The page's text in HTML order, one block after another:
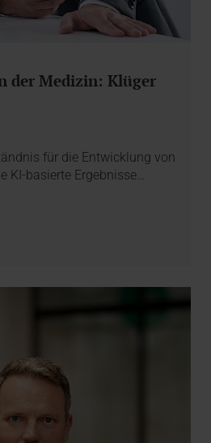
der Medizin: Klüger
für die Entwicklung von
KI-basierte Ergebnisse…